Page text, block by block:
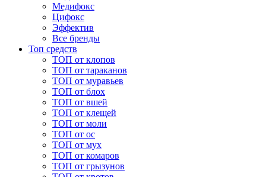
Медифокс
Цифокс
Эффектив
Все бренды
Топ средств
ТОП от клопов
ТОП от тараканов
ТОП от муравьев
ТОП от блох
ТОП от вшей
ТОП от клещей
ТОП от моли
ТОП от ос
ТОП от мух
ТОП от комаров
ТОП от грызунов